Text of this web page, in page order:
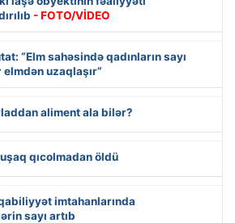
- FOTO/VİDEO
“Elm sahəsində qadınların sayı
uzaqlaşır”
aliment ala bilər?
qıcolmadan öldü
imtahanlarında
sayı artıb